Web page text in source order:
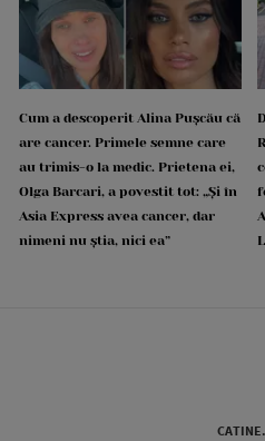
Cum a descoperit Alina Pușcău că
are cancer. Primele semne care
au trimis-o la medic. Prietena ei,
Olga Barcari, a povestit tot: „Și în
Asia Express avea cancer, dar
nimeni nu știa, nici ea”